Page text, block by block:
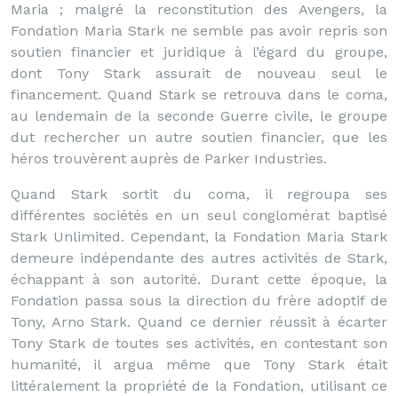
Maria ; malgré la reconstitution des Avengers, la
Fondation Maria Stark ne semble pas avoir repris son
soutien financier et juridique à l’égard du groupe,
dont Tony Stark assurait de nouveau seul le
financement. Quand Stark se retrouva dans le coma,
au lendemain de la seconde Guerre civile, le groupe
dut rechercher un autre soutien financier, que les
héros trouvèrent auprès de Parker Industries.
Quand Stark sortit du coma, il regroupa ses
différentes sociétés en un seul conglomérat baptisé
Stark Unlimited. Cependant, la Fondation Maria Stark
demeure indépendante des autres activités de Stark,
échappant à son autorité. Durant cette époque, la
Fondation passa sous la direction du frère adoptif de
Tony, Arno Stark. Quand ce dernier réussit à écarter
Tony Stark de toutes ses activités, en contestant son
humanité, il argua même que Tony Stark était
littéralement la propriété de la Fondation, utilisant ce